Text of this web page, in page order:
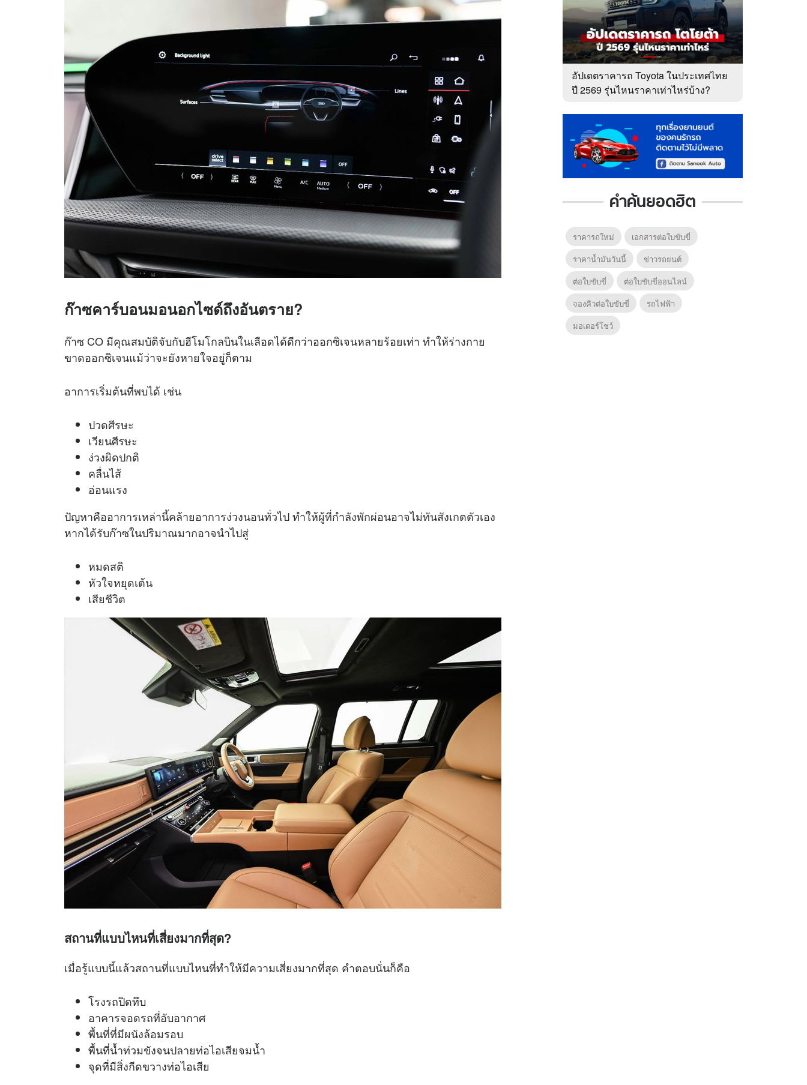
ก๊าซคาร์บอนมอนอกไซด์ถึงอันตราย?
ก๊าซ CO มีคุณสมบัติจับกับฮีโมโกลบินในเลือดได้ดีกว่าออกซิเจนหลายร้อยเท่า ทำให้ร่างกาย
ขาดออกซิเจนแม้ว่าจะยังหายใจอยู่ก็ตาม
อาการเริ่มต้นที่พบได้ เช่น
ปวดศีรษะ
เวียนศีรษะ
ง่วงผิดปกติ
คลื่นไส้
อ่อนแรง
ปัญหาคืออาการเหล่านี้คล้ายอาการง่วงนอนทั่วไป ทำให้ผู้ที่กำลังพักผ่อนอาจไม่ทันสังเกตตัวเอง
หากได้รับก๊าซในปริมาณมากอาจนำไปสู่
หมดสติ
หัวใจหยุดเต้น
เสียชีวิต
สถานที่แบบไหนที่เสี่ยงมากที่สุด?
เมื่อรู้แบบนี้แล้วสถานที่แบบไหนที่ทำให้มีความเสี่ยงมากที่สุด คำตอบนั่นก็คือ
โรงรถปิดทึบ
อาคารจอดรถที่อับอากาศ
พื้นที่ที่มีผนังล้อมรอบ
พื้นที่น้ำท่วมขังจนปลายท่อไอเสียจมน้ำ
จุดที่มีสิ่งกีดขวางท่อไอเสีย
อัปเดตราคารถ Toyota ในประเทศไทย
ปี 2569 รุ่นไหนราคาเท่าไหร่บ้าง?
คำค้นยอดฮิต
ราคารถใหม่
เอกสารต่อใบขับขี่
ราคาน้ำมันวันนี้
ข่าวรถยนต์
ต่อใบขับขี่
ต่อใบขับขี่ออนไลน์
จองคิวต่อใบขับขี่
รถไฟฟ้า
มอเตอร์โชว์